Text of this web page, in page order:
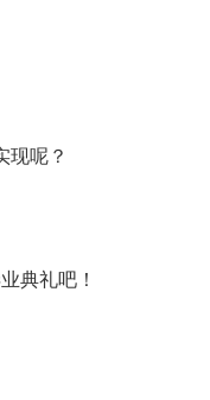
现呢？
典礼吧！